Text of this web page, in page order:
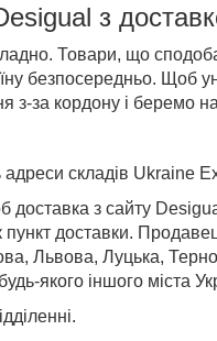
з
Товари, що
безпосередньо. Щоб
за кордону і беремо на
складів Ukraine
доставка з сайту
доставки.
Львова, Луцька,
якого іншого міста